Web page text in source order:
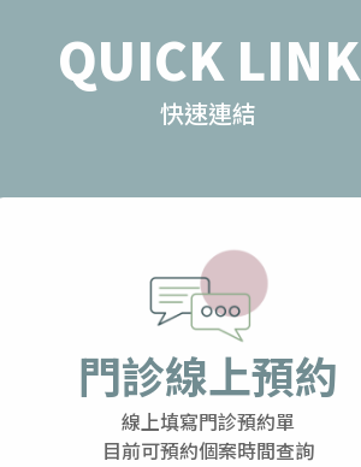
QUICK LINK
快速連結
門診線上預約
線上填寫門診預約單
目前可預約個案時間查詢